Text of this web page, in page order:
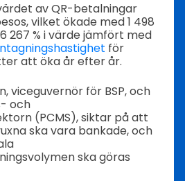
av QR-betalningar
vilket ökade med 1 498
267 % i värde jämfört med
för
att öka år efter år.
viceguvernör för BSP, och
och
(PCMS), siktar på att
ska vara bankade, och
ska göras